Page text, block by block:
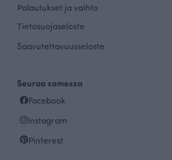
Palautukset ja vaihto
Tietosuojaseloste
Saavutettavuusseloste
Seuraa somessa
Facebook
Instagram
Pinterest